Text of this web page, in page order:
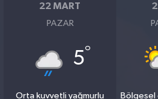
22 MART
PAZAR
5°
Orta kuvvetli yağmurlu
Bölgesel